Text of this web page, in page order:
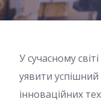
У сучасному світі
уявити успішний
інноваційних